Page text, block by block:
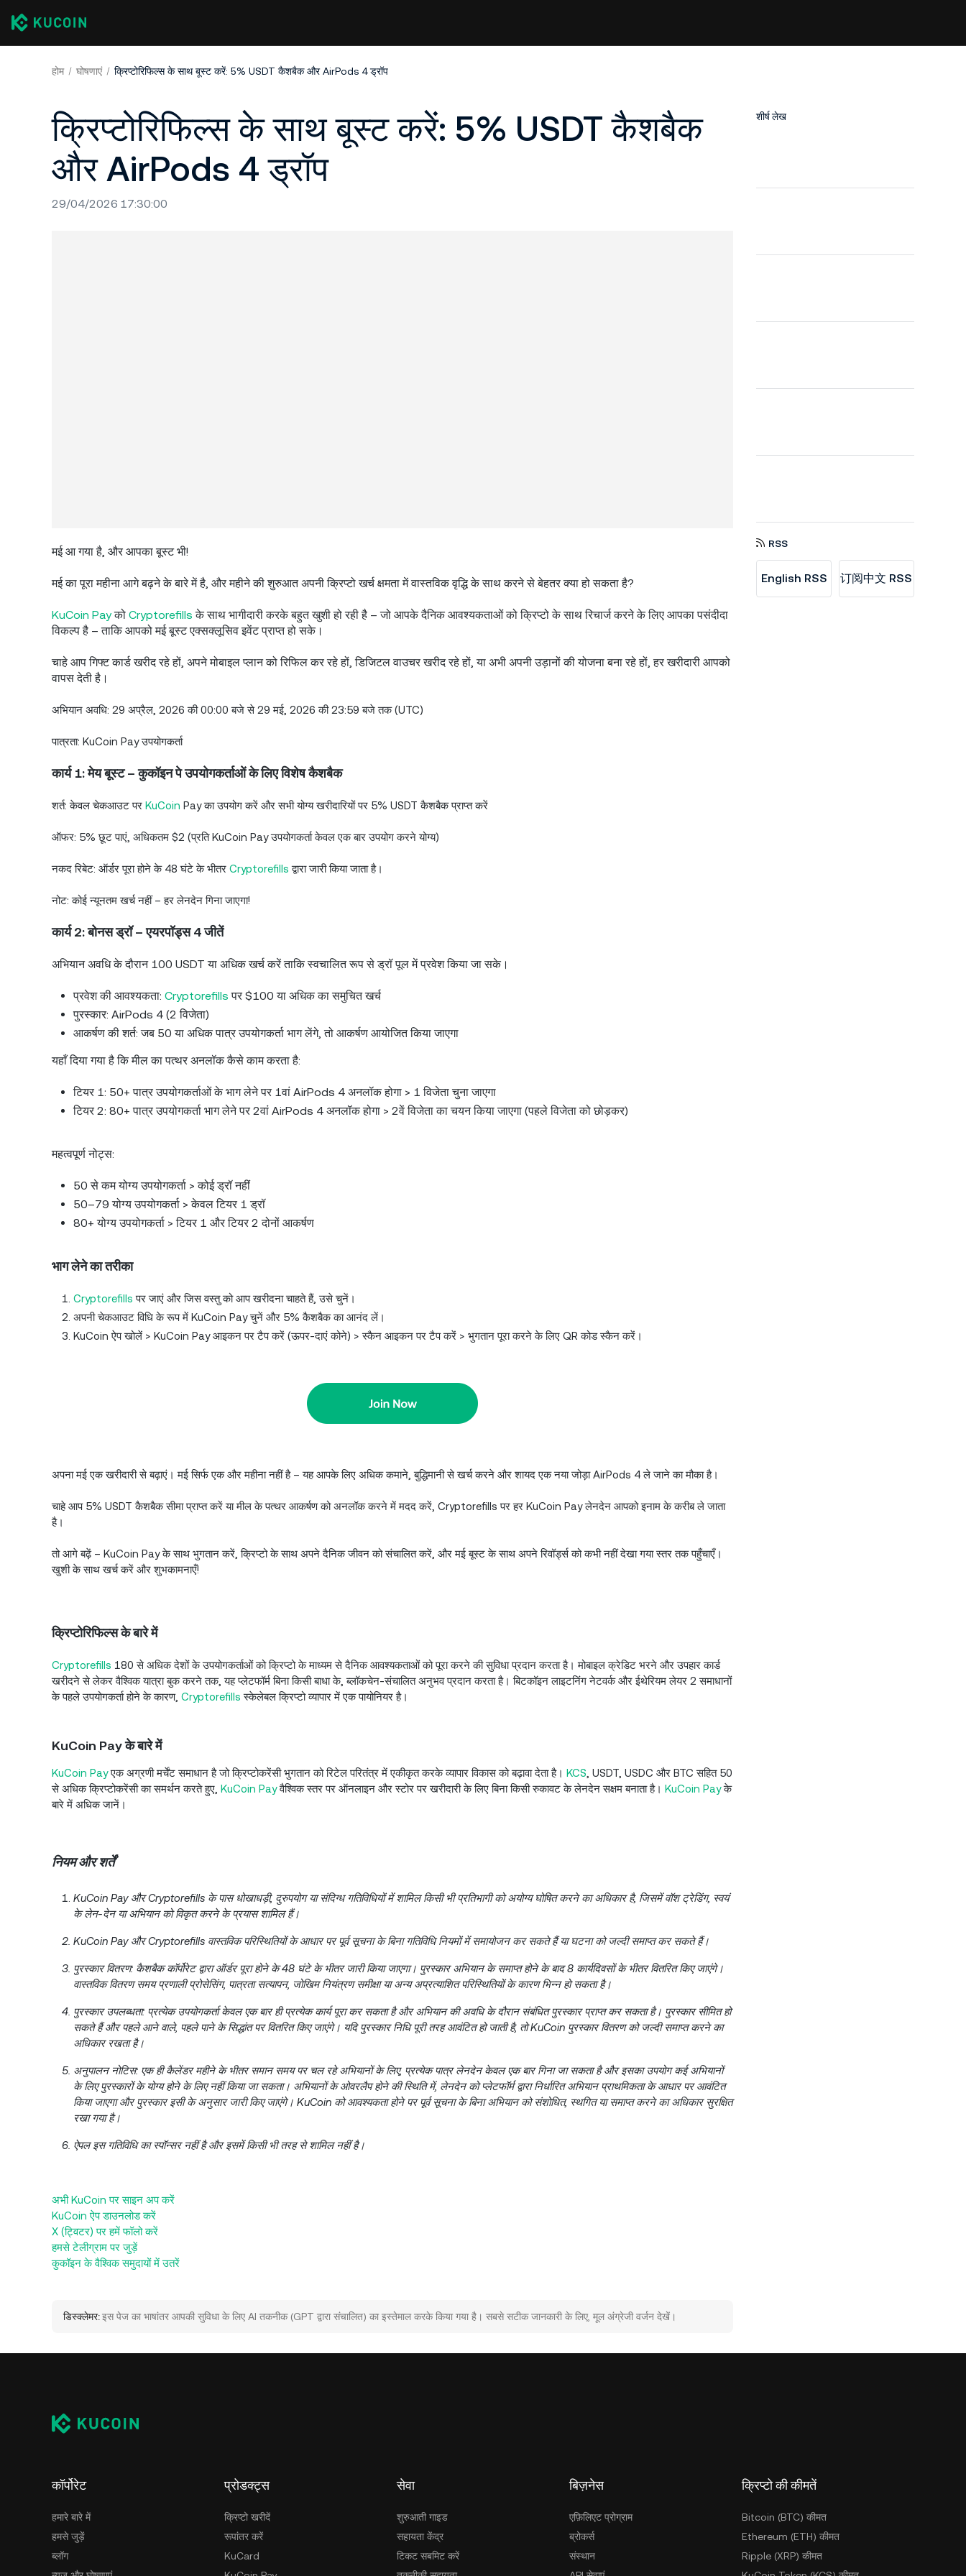
होम घोषणाएं क्रिप्टोरिफिल्स के साथ बूस्ट करें: 5% USDT कैशबैक और AirPods 4 ड्रॉप
क्रिप्टोरिफिल्स के साथ बूस्ट करें: 5% USDT कैशबैक
और AirPods 4 ड्रॉप
29/04/2026 17:30:00
मई आ गया है, और आपका बूस्ट भी!
मई का पूरा महीना आगे बढ़ने के बारे में है, और महीने की शुरुआत अपनी क्रिप्टो खर्च क्षमता में वास्तविक वृद्धि के साथ करने से बेहतर क्या हो सकता है?
KuCoin Payको Cryptorefills के साथ भागीदारी करके बहुत खुशी हो रही है – जो आपके दैनिक आवश्यकताओं को क्रिप्टो के साथ रिचार्ज करने के लिए आपका पसंदीदा
विकल्प है – ताकि आपको मई बूस्ट एक्सक्लूसिव इवेंट प्राप्त हो सके।
चाहे आप गिफ्ट कार्ड खरीद रहे हों, अपने मोबाइल प्लान को रिफिल कर रहे हों, डिजिटल वाउचर खरीद रहे हों, या अभी अपनी उड़ानों की योजना बना रहे हों, हर खरीदारी आपको
वापस देती है।
अभियान अवधि: 29 अप्रैल, 2026 की 00:00 बजे से 29 मई, 2026 की 23:59 बजे तक (UTC)
पात्रता: KuCoin Pay उपयोगकर्ता
कार्य 1: मेय बूस्ट – कुकॉइन पे उपयोगकर्ताओं के लिए विशेष कैशबैक
शर्त: केवल चेकआउट पर KuCoin Pay का उपयोग करें और सभी योग्य खरीदारियों पर 5% USDT कैशबैक प्राप्त करें
ऑफर: 5% छूट पाएं, अधिकतम $2 (प्रति KuCoin Pay उपयोगकर्ता केवल एक बार उपयोग करने योग्य)
नकद रिबेट: ऑर्डर पूरा होने के 48 घंटे के भीतर Cryptorefills द्वारा जारी किया जाता है।
नोट: कोई न्यूनतम खर्च नहीं – हर लेनदेन गिना जाएगा!
कार्य 2: बोनस ड्रॉ – एयरपॉड्स 4 जीतें
अभियान अवधि के दौरान 100 USDT या अधिक खर्च करें ताकि स्वचालित रूप से ड्रॉ पूल में प्रवेश किया जा सके।
प्रवेश की आवश्यकता: Cryptorefills पर $100 या अधिक का समुचित खर्च
पुरस्कार: AirPods 4 (2 विजेता)
आकर्षण की शर्त: जब 50 या अधिक पात्र उपयोगकर्ता भाग लेंगे, तो आकर्षण आयोजित किया जाएगा
यहाँ दिया गया है कि मील का पत्थर अनलॉक कैसे काम करता है:
टियर 1: 50+ पात्र उपयोगकर्ताओं के भाग लेने पर 1वां AirPods 4 अनलॉक होगा > 1 विजेता चुना जाएगा
टियर 2: 80+ पात्र उपयोगकर्ता भाग लेने पर 2वां AirPods 4 अनलॉक होगा > 2वें विजेता का चयन किया जाएगा (पहले विजेता को छोड़कर)
महत्वपूर्ण नोट्स:
50 से कम योग्य उपयोगकर्ता > कोई ड्रॉ नहीं
50–79 योग्य उपयोगकर्ता > केवल टियर 1 ड्रॉ
80+ योग्य उपयोगकर्ता > टियर 1 और टियर 2 दोनों आकर्षण
भाग लेने का तरीका
Cryptorefills पर जाएं और जिस वस्तु को आप खरीदना चाहते हैं, उसे चुनें।
अपनी चेकआउट विधि के रूप में KuCoin Pay चुनें और 5% कैशबैक का आनंद लें।
KuCoin ऐप खोलें > KuCoin Pay आइकन पर टैप करें (ऊपर-दाएं कोने) > स्कैन आइकन पर टैप करें > भुगतान पूरा करने के लिए QR कोड स्कैन करें।
अपना मई एक खरीदारी से बढ़ाएं। मई सिर्फ एक और महीना नहीं है – यह आपके लिए अधिक कमाने, बुद्धिमानी से खर्च करने और शायद एक नया जोड़ा AirPods 4 ले जाने का मौका है।
चाहे आप 5% USDT कैशबैक सीमा प्राप्त करें या मील के पत्थर आकर्षण को अनलॉक करने में मदद करें, Cryptorefills पर हर KuCoin Pay लेनदेन आपको इनाम के करीब ले जाता
है।
तो आगे बढ़ें – KuCoin Pay के साथ भुगतान करें, क्रिप्टो के साथ अपने दैनिक जीवन को संचालित करें, और मई बूस्ट के साथ अपने रिवॉर्ड्स को कभी नहीं देखा गया स्तर तक पहुँचाएँ।
खुशी के साथ खर्च करें और शुभकामनाएँ!
क्रिप्टोरिफिल्स के बारे में
Cryptorefills 180 से अधिक देशों के उपयोगकर्ताओं को क्रिप्टो के माध्यम से दैनिक आवश्यकताओं को पूरा करने की सुविधा प्रदान करता है। मोबाइल क्रेडिट भरने और उपहार कार्ड
खरीदने से लेकर वैश्विक यात्रा बुक करने तक, यह प्लेटफॉर्म बिना किसी बाधा के, ब्लॉकचेन-संचालित अनुभव प्रदान करता है। बिटकॉइन लाइटनिंग नेटवर्क और ईथेरियम लेयर 2 समाधानों
के पहले उपयोगकर्ता होने के कारण, Cryptorefills स्केलेबल क्रिप्टो व्यापार में एक पायोनियर है।
KuCoin Pay के बारे में
KuCoin Payएक अग्रणी मर्चेंट समाधान है जो क्रिप्टोकरेंसी भुगतान को रिटेल परितंत्र में एकीकृत करके व्यापार विकास को बढ़ावा देता है। KCS , USDT, USDC और BTC सहित 50
से अधिक क्रिप्टोकरेंसी का समर्थन करते हुए, KuCoin Payवैश्विक स्तर पर ऑनलाइन और स्टोर पर खरीदारी के लिए बिना किसी रुकावट के लेनदेन सक्षम बनाता है। KuCoin Payके
बारे में अधिक जानें।
नियम और शर्तें
KuCoin Pay और Cryptorefills के पास धोखाधड़ी, दुरुपयोग या संदिग्ध गतिविधियों में शामिल किसी भी प्रतिभागी को अयोग्य घोषित करने का अधिकार है, जिसमें वॉश ट्रेडिंग, स्वयं
के लेन-देन या अभियान को विकृत करने के प्रयास शामिल हैं।
KuCoin Pay और Cryptorefills वास्तविक परिस्थितियों के आधार पर पूर्व सूचना के बिना गतिविधि नियमों में समायोजन कर सकते हैं या घटना को जल्दी समाप्त कर सकते हैं।
पुरस्कार वितरण: कैशबैक कॉर्पोरेट द्वारा ऑर्डर पूरा होने के 48 घंटे के भीतर जारी किया जाएगा। पुरस्कार अभियान के समाप्त होने के बाद 8 कार्यदिवसों के भीतर वितरित किए जाएंगे।
वास्तविक वितरण समय प्रणाली प्रोसेसिंग, पात्रता सत्यापन, जोखिम नियंत्रण समीक्षा या अन्य अप्रत्याशित परिस्थितियों के कारण भिन्न हो सकता है।
पुरस्कार उपलब्धता: प्रत्येक उपयोगकर्ता केवल एक बार ही प्रत्येक कार्य पूरा कर सकता है और अभियान की अवधि के दौरान संबंधित पुरस्कार प्राप्त कर सकता है। पुरस्कार सीमित हो
सकते हैं और पहले आने वाले, पहले पाने के सिद्धांत पर वितरित किए जाएंगे। यदि पुरस्कार निधि पूरी तरह आवंटित हो जाती है, तो KuCoin पुरस्कार वितरण को जल्दी समाप्त करने का
अधिकार रखता है।
अनुपालन नोटिस: एक ही कैलेंडर महीने के भीतर समान समय पर चल रहे अभियानों के लिए, प्रत्येक पात्र लेनदेन केवल एक बार गिना जा सकता है और इसका उपयोग कई अभियानों
के लिए पुरस्कारों के योग्य होने के लिए नहीं किया जा सकता। अभियानों के ओवरलैप होने की स्थिति में, लेनदेन को प्लेटफॉर्म द्वारा निर्धारित अभियान प्राथमिकता के आधार पर आवंटित
किया जाएगा और पुरस्कार इसी के अनुसार जारी किए जाएंगे। KuCoin को आवश्यकता होने पर पूर्व सूचना के बिना अभियान को संशोधित, स्थगित या समाप्त करने का अधिकार सुरक्षित
रखा गया है।
ऐपल इस गतिविधि का स्पॉन्सर नहीं है और इसमें किसी भी तरह से शामिल नहीं है।
अभी KuCoin पर साइन अप करें
KuCoin ऐप डाउनलोड करें
X (ट्विटर) पर हमें फॉलो करें
हमसे टेलीग्राम पर जुड़ें
कुकॉइन के वैश्विक समुदायों में उतरें
डिस्क्लेमर:इस पेज का भाषांतर आपकी सुविधा के लिए AI तकनीक (GPT द्वारा संचालित) का इस्तेमाल करके किया गया है। सबसे सटीक जानकारी के लिए, मूल अंग्रेजी वर्जन देखें।
शीर्ष लेख
RSS
English RSS 订阅中文 RSS
कॉर्पोरेट
हमारे बारे में
हमसे जुड़ें
ब्लॉग
प्रोडक्ट्स
क्रिप्टो खरीदें
रूपांतर करें
KuCard
सेवा
शुरुआती गाइड
सहायता केंद्र
टिकट सबमिट करें
बिज़नेस
एफ़िलिएट प्रोग्राम
ब्रोकर्स
संस्थान
क्रिप्टो की कीमतें
Bitcoin (BTC) कीमत
Ethereum (ETH) कीमत
Ripple (XRP) कीमत